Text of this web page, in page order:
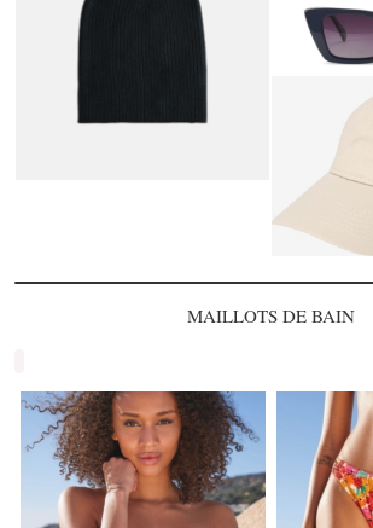
MAILLOTS DE BAIN